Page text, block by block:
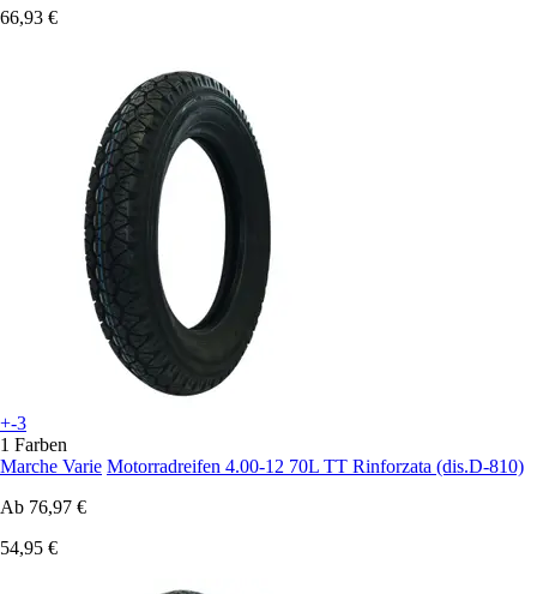
66,93 €
+-3
1 Farben
Marche Varie Motorradreifen 4.00-12 70L TT Rinforzata (dis.D-810)
Ab 76,97 €
54,95 €